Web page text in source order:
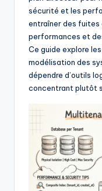
S
o
w
sécurité et les
entraîner des fuites
performances et
Ce guide explore
modélisation des
dépendre d’outils
concentrant plutôt